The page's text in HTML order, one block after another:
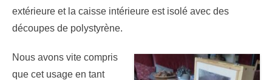
extérieure et la caisse intérieure est isolé avec des
découpes de polystyrène.
Nous avons vite compris
que cet usage en tant